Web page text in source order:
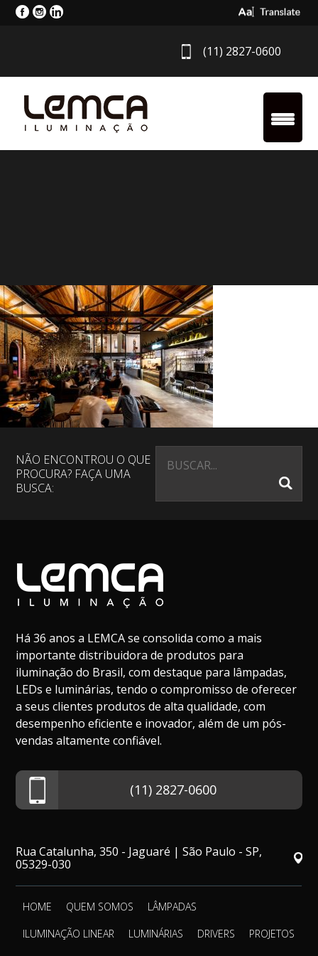
Select
(11) 2827-0600
NÃO ENCONTROU O QUE
PROCURA? FAÇA UMA
BUSCA:
Há 36 anos a LEMCA se consolida como a mais
importante distribuidora de produtos para
iluminação do Brasil, com destaque para lâmpadas,
LEDs e luminárias, tendo o compromisso de oferecer
a seus clientes produtos de alta qualidade, com
desempenho eficiente e inovador, além de um pós-
vendas altamente confiável.
(11) 2827-0600
Rua Catalunha, 350 - Jaguaré | São Paulo - SP,
05329-030
HOME QUEM SOMOS
LÂMPADAS
ILUMINAÇÃO LINEAR
LUMINÁRIAS DRIVERS
PROJETOS